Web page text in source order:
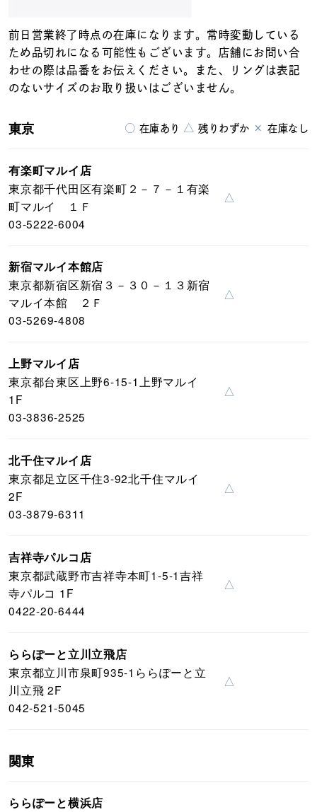
前日営業終了時点の在庫になります。常時変動している
ため品切れになる可能性もございます。店舗にお問い合
わせの際は品番をお伝えください。また、リングは表記
のないサイズのお取り扱いはございません。
○ 在庫あり △ 残りわずか × 在庫なし
東京
有楽町マルイ店
東京都千代田区有楽町２－７－１有楽
町マルイ １Ｆ
03-5222-6004
△
新宿マルイ本館店
東京都新宿区新宿３－３０－１３新宿
マルイ本館 ２Ｆ
03-5269-4808
△
上野マルイ店
東京都台東区上野6-15-1上野マルイ
1F
03-3836-2525
△
北千住マルイ店
東京都足立区千住3-92北千住マルイ
2F
03-3879-6311
△
吉祥寺パルコ店
東京都武蔵野市吉祥寺本町1-5-1吉祥
寺パルコ 1F
0422-20-6444
△
ららぽーと立川立飛店
東京都立川市泉町935-1ららぽーと立
川立飛 2F
042-521-5045
△
関東
ららぽーと横浜店